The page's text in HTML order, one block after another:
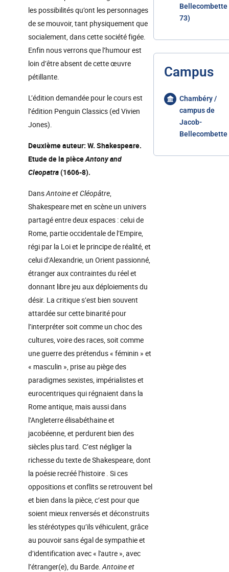
les possibilités qu’ont les personnages
de se mouvoir, tant physiquement que
socialement, dans cette société figée.
Enfin nous verrons que l’humour est
loin d’être absent de cette œuvre
pétillante.
L’édition demandée pour le cours est
l’édition Penguin Classics (ed Vivien
Jones).
Deuxième auteur: W. Shakespeare.
Etude de la pièceAntony and
Cleopatra(1606-8).
DansAntoine et Cléopâtre,
Shakespeare met en scène un univers
partagé entre deux espaces : celui de
Rome, partie occidentale de l’Empire,
régi par la Loi et le principe de réalité, et
celui d’Alexandrie, un Orient passionné,
étranger aux contraintes du réel et
donnant libre jeu aux déploiements du
désir. La critique s’est bien souvent
attardée sur cette binarité pour
l’interpréter soit comme un choc des
cultures, voire des races, soit comme
une guerre des prétendus « féminin » et
« masculin », prise au piège des
paradigmes sexistes, impérialistes et
eurocentriques qui régnaient dans la
Rome antique, mais aussi dans
l’Angleterre élisabéthaine et
jacobéenne, et perdurent bien des
siècles plus tard. C’est négliger la
richesse du texte de Shakespeare, dont
la poésie recréé l’histoire . Si ces
oppositions et conflits se retrouvent bel
et bien dans la pièce, c’est pour que
soient mieux renversés et déconstruits
les stéréotypes qu’ils véhiculent, grâce
au pouvoir sans égal de sympathie et
d’identification avec « l'autre », avec
l’étranger(e), du Barde.Antoine et
Bellecombette
73)
Campus
Chambéry /
campus de
Jacob-
Bellecombette